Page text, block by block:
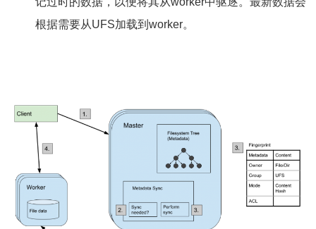
根据需要从UFS加载到worker。